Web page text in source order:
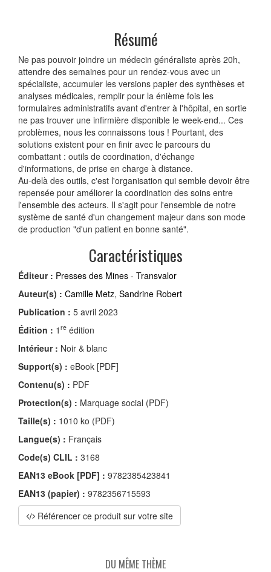
Résumé
Ne pas pouvoir joindre un médecin généraliste après 20h,
attendre des semaines pour un rendez-vous avec un
spécialiste, accumuler les versions papier des synthèses et
analyses médicales, remplir pour la énième fois les
formulaires administratifs avant d'entrer à l'hôpital, en sortie
ne pas trouver une infirmière disponible le week-end... Ces
problèmes, nous les connaissons tous ! Pourtant, des
solutions existent pour en finir avec le parcours du
combattant : outils de coordination, d'échange
d'informations, de prise en charge à distance.
Au-delà des outils, c'est l'organisation qui semble devoir être
repensée pour améliorer la coordination des soins entre
l'ensemble des acteurs. Il s'agit pour l'ensemble de notre
système de santé d'un changement majeur dans son mode
de production "d'un patient en bonne santé".
Caractéristiques
Éditeur : Presses des Mines - Transvalor
Auteur(s) : Camille Metz, Sandrine Robert
Publication : 5 avril 2023
Édition : 1 re édition
Intérieur : Noir & blanc
Support(s) : eBook [PDF]
Contenu(s) : PDF
Protection(s) : Marquage social (PDF)
Taille(s) : 1010 ko (PDF)
Langue(s) : Français
Code(s) CLIL : 3168
EAN13 eBook [PDF] : 9782385423841
EAN13 (papier) : 9782356715593
Référencer ce produit sur votre site
DU MÊME THÈME